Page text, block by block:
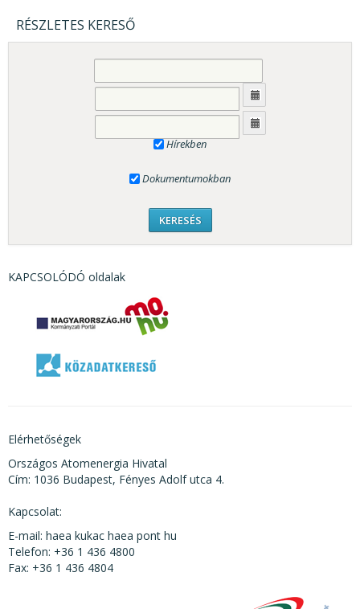
RÉSZLETES KERESŐ
Hírekben
Dokumentumokban
KAPCSOLÓDÓ oldalak
Elérhetőségek
Országos Atomenergia Hivatal
Cím: 1036 Budapest, Fényes Adolf utca 4.
Kapcsolat:
E-mail: haea kukac haea pont hu
Telefon: +36 1 436 4800
Fax: +36 1 436 4804